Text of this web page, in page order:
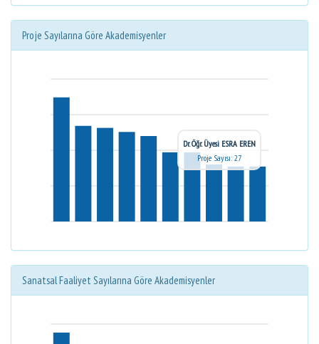
Proje Sayılarına Göre Akademisyenler
Dr. Öğr. Üyesi ESRA EREN
Proje Sayısı: 27
Sanatsal Faaliyet Sayılarına Göre Akademisyenler